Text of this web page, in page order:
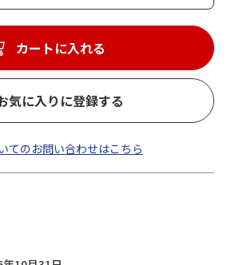
カートに入れる
気に入りに登録する
てのお問い合わせはこちら